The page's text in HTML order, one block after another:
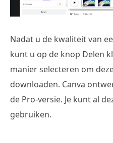
Nadat u de kwaliteit van
kunt u op de knop Delen
manier selecteren om
downloaden. Canva
de Pro-versie. Je kunt al
gebruiken.